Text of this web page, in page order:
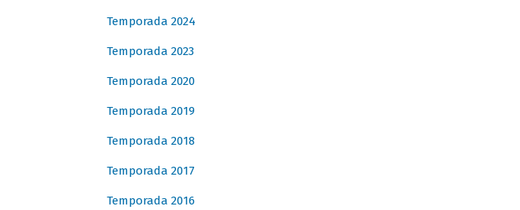
Temporada 2024
Temporada 2023
Temporada 2020
Temporada 2019
Temporada 2018
Temporada 2017
Temporada 2016